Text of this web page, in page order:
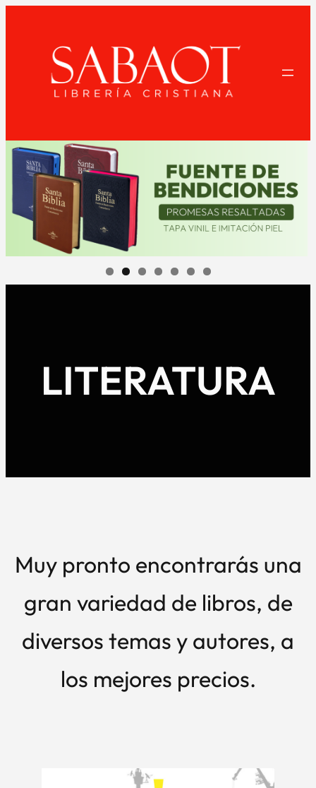
contenido
LITERATURA
Muy pronto encontrarás una
gran variedad de libros, de
diversos temas y autores, a
los mejores precios.